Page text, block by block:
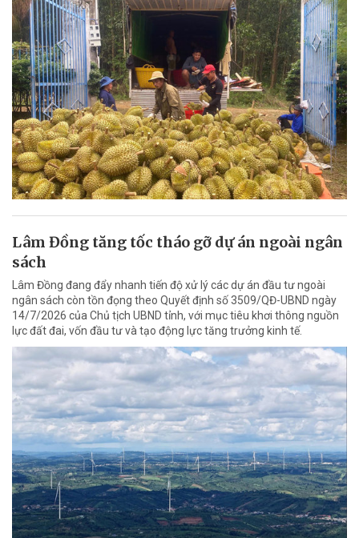
Lâm Đồng tăng tốc tháo gỡ dự án ngoài ngân
sách
Lâm Đồng đang đẩy nhanh tiến độ xử lý các dự án đầu tư ngoài
ngân sách còn tồn đọng theo Quyết định số 3509/QĐ-UBND ngày
14/7/2026 của Chủ tịch UBND tỉnh, với mục tiêu khơi thông nguồn
lực đất đai, vốn đầu tư và tạo động lực tăng trưởng kinh tế.